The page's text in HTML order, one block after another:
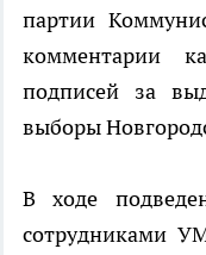
партии
комментарии
подписей за
выборы
В ходе
сотрудниками